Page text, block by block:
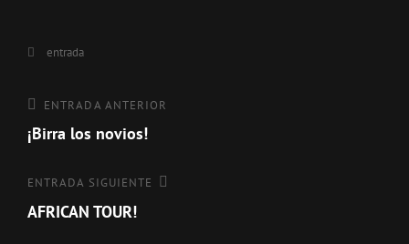
Categorías
entrada
Navegación
de
Entrada
anterior
ENTRADA ANTERIOR
¡Birra los novios!
Entrada
siguiente
ENTRADA SIGUIENTE
AFRICAN TOUR!